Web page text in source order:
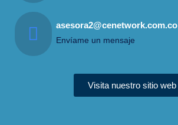
asesora2@cenetwork.com.co
Envíame un mensaje
Visita nuestro sitio web